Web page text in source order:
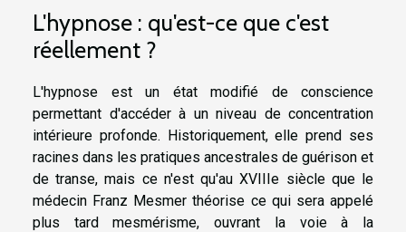
L'hypnose : qu'est-ce que c'est
réellement ?
L'hypnose est un état modifié de conscience
permettant d'accéder à un niveau de concentration
intérieure profonde. Historiquement, elle prend ses
racines dans les pratiques ancestrales de guérison et
de transe, mais ce n'est qu'au XVIIIe siècle que le
médecin Franz Mesmer théorise ce qui sera appelé
plus tard mesmérisme, ouvrant la voie à la